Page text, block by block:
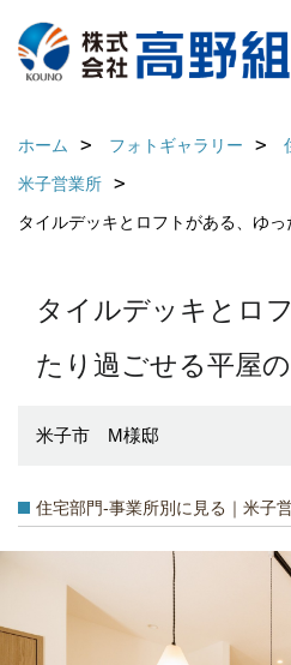
ホーム フォトギャラリー
米子営業所
タイルデッキとロフトがある、ゆ
タイルデッキとロ
たり過ごせる平屋
米子市 M様邸
住宅部門-事業所別に見る｜米子